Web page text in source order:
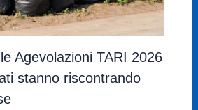
Agevolazioni TARI 2026
stanno riscontrando